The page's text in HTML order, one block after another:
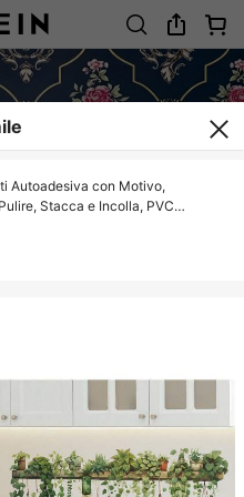
Autoadesiva con Motivo,
Stacca e Incolla, PVC
Dormitorio, Sala da Pranzo,
Credenza,